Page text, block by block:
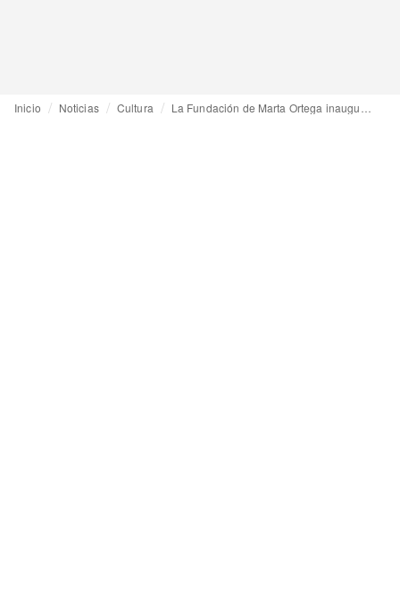
Inicio Noticias Cultura